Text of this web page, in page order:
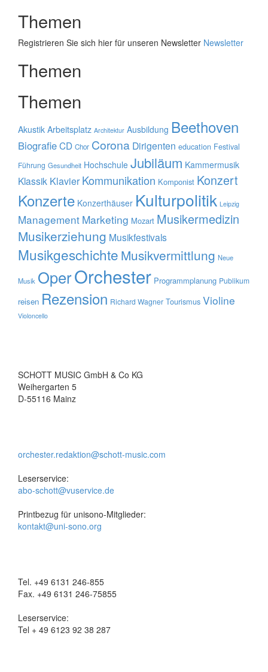
Themen
Registrieren Sie sich hier für unseren Newsletter Newsletter
Themen
Themen
Akustik Arbeitsplatz Architektur Ausbildung Beethoven
BiografieCD Chor Corona Dirigenten education Festival
Führung Gesundheit Hochschule Jubiläum Kammermusik
Klassik Klavier Kommunikation Komponist Konzert
Konzerte Konzerthäuser Kulturpolitik Leipzig
Management Marketing Mozart Musikermedizin
Musikerziehung Musikfestivals
Musikgeschichte Musikvermittlung Neue
Musik OperOrchester Programmplanung Publikum
reisen Rezension Richard Wagner Tourismus Violine
Violoncello
SCHOTT MUSIC GmbH & Co KG
Weihergarten 5
D-55116 Mainz
orchester.redaktion@schott-music.com
Leserservice:
abo-schott@vuservice.de
Printbezug für unisono-Mitglieder:
kontakt@uni-sono.org
Tel. +49 6131 246-855
Fax. +49 6131 246-75855
Leserservice:
Tel + 49 6123 92 38 287